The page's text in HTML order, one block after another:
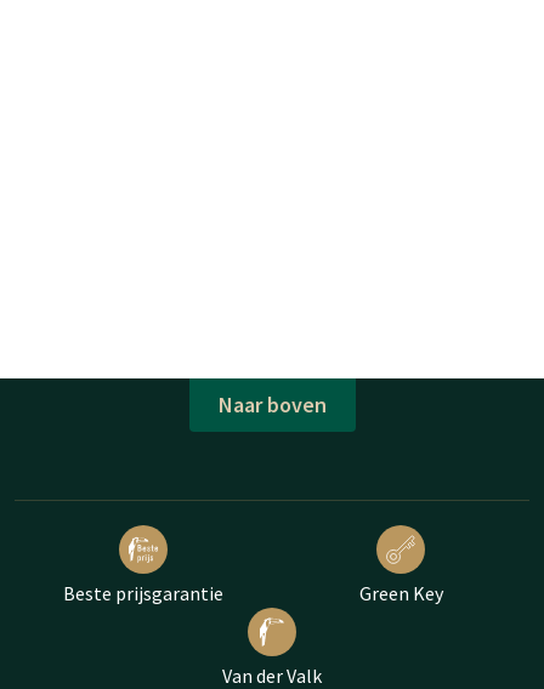
Naar boven
Beste prijsgarantie Green Key
Van der Valk